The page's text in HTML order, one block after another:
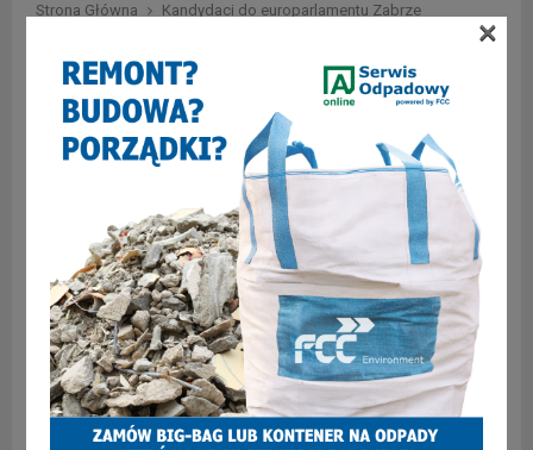
Strona Główna Kandydaci do europarlamentu Zabrze
Tag : Kandydaci do
europarlamentu Zabrze
×